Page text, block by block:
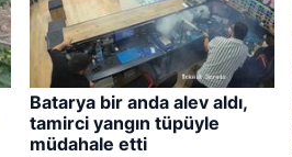
Batarya bir anda alev aldı,
tamirci yangın tüpüyle
müdahale etti